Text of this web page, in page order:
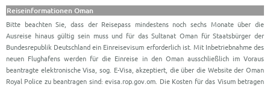
Reiseinformationen Oman
Bitte beachten Sie, dass der Reisepass mindestens noch sechs Monate über die
Ausreise hinaus gültig sein muss und für das Sultanat Oman für Staatsbürger der
Bundesrepublik Deutschland ein Einreisevisum erforderlich ist. Mit Inbetriebnahme des
neuen Flughafens werden für die Einreise in den Oman ausschließlich im Voraus
beantragte elektronische Visa, sog. E-Visa, akzeptiert, die über die Website der Oman
Royal Police zu beantragen sind: evisa.rop.gov.om. Die Kosten für das Visum betragen